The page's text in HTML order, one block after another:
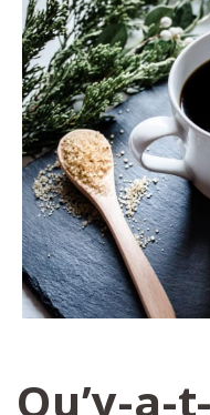
Qu’y-a-